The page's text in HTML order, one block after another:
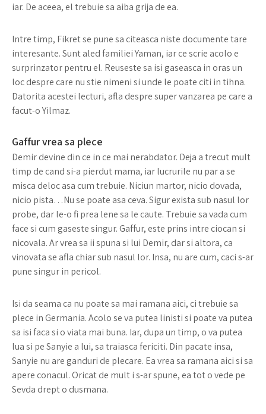
iar. De aceea, el trebuie sa aiba grija de ea.
Intre timp, Fikret se pune sa citeasca niste documente tare
interesante. Sunt aled familiei Yaman, iar ce scrie acolo e
surprinzator pentru el. Reuseste sa isi gaseasca in oras un
loc despre care nu stie nimeni si unde le poate citi in tihna.
Datorita acestei lecturi, afla despre super vanzarea pe care a
facut-o Yilmaz.
Gaffur vrea sa plece
Demir devine din ce in ce mai nerabdator. Deja a trecut mult
timp de cand si-a pierdut mama, iar lucrurile nu par a se
misca deloc asa cum trebuie. Niciun martor, nicio dovada,
nicio pista…Nu se poate asa ceva. Sigur exista sub nasul lor
probe, dar le-o fi prea lene sa le caute. Trebuie sa vada cum
face si cum gaseste singur. Gaffur, este prins intre ciocan si
nicovala. Ar vrea sa ii spuna si lui Demir, dar si altora, ca
vinovata se afla chiar sub nasul lor. Insa, nu are cum, caci s-ar
pune singur in pericol.
Isi da seama ca nu poate sa mai ramana aici, ci trebuie sa
plece in Germania. Acolo se va putea linisti si poate va putea
sa isi faca si o viata mai buna. Iar, dupa un timp, o va putea
lua si pe Sanyie a lui, sa traiasca fericiti. Din pacate insa,
Sanyie nu are ganduri de plecare. Ea vrea sa ramana aici si sa
apere conacul. Oricat de mult i s-ar spune, ea tot o vede pe
Sevda drept o dusmana.